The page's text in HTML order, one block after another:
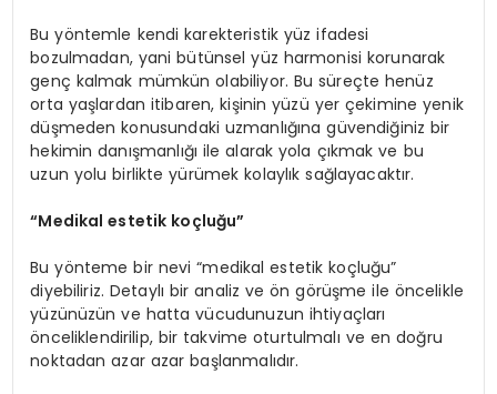
Bu yöntemle kendi karekteristik yüz ifadesi
bozulmadan, yani bütünsel yüz harmonisi korunarak
genç kalmak mümkün olabiliyor. Bu süreçte henüz
orta yaşlardan itibaren, kişinin yüzü yer çekimine yenik
düşmeden konusundaki uzmanlığına güvendiğiniz bir
hekimin danışmanlığı ile alarak yola çıkmak ve bu
uzun yolu birlikte yürümek kolaylık sağlayacaktır.
“Medikal estetik koçluğu”
Bu yönteme bir nevi “medikal estetik koçluğu”
diyebiliriz. Detaylı bir analiz ve ön görüşme ile öncelikle
yüzünüzün ve hatta vücudunuzun ihtiyaçları
önceliklendirilip, bir takvime oturtulmalı ve en doğru
noktadan azar azar başlanmalıdır.